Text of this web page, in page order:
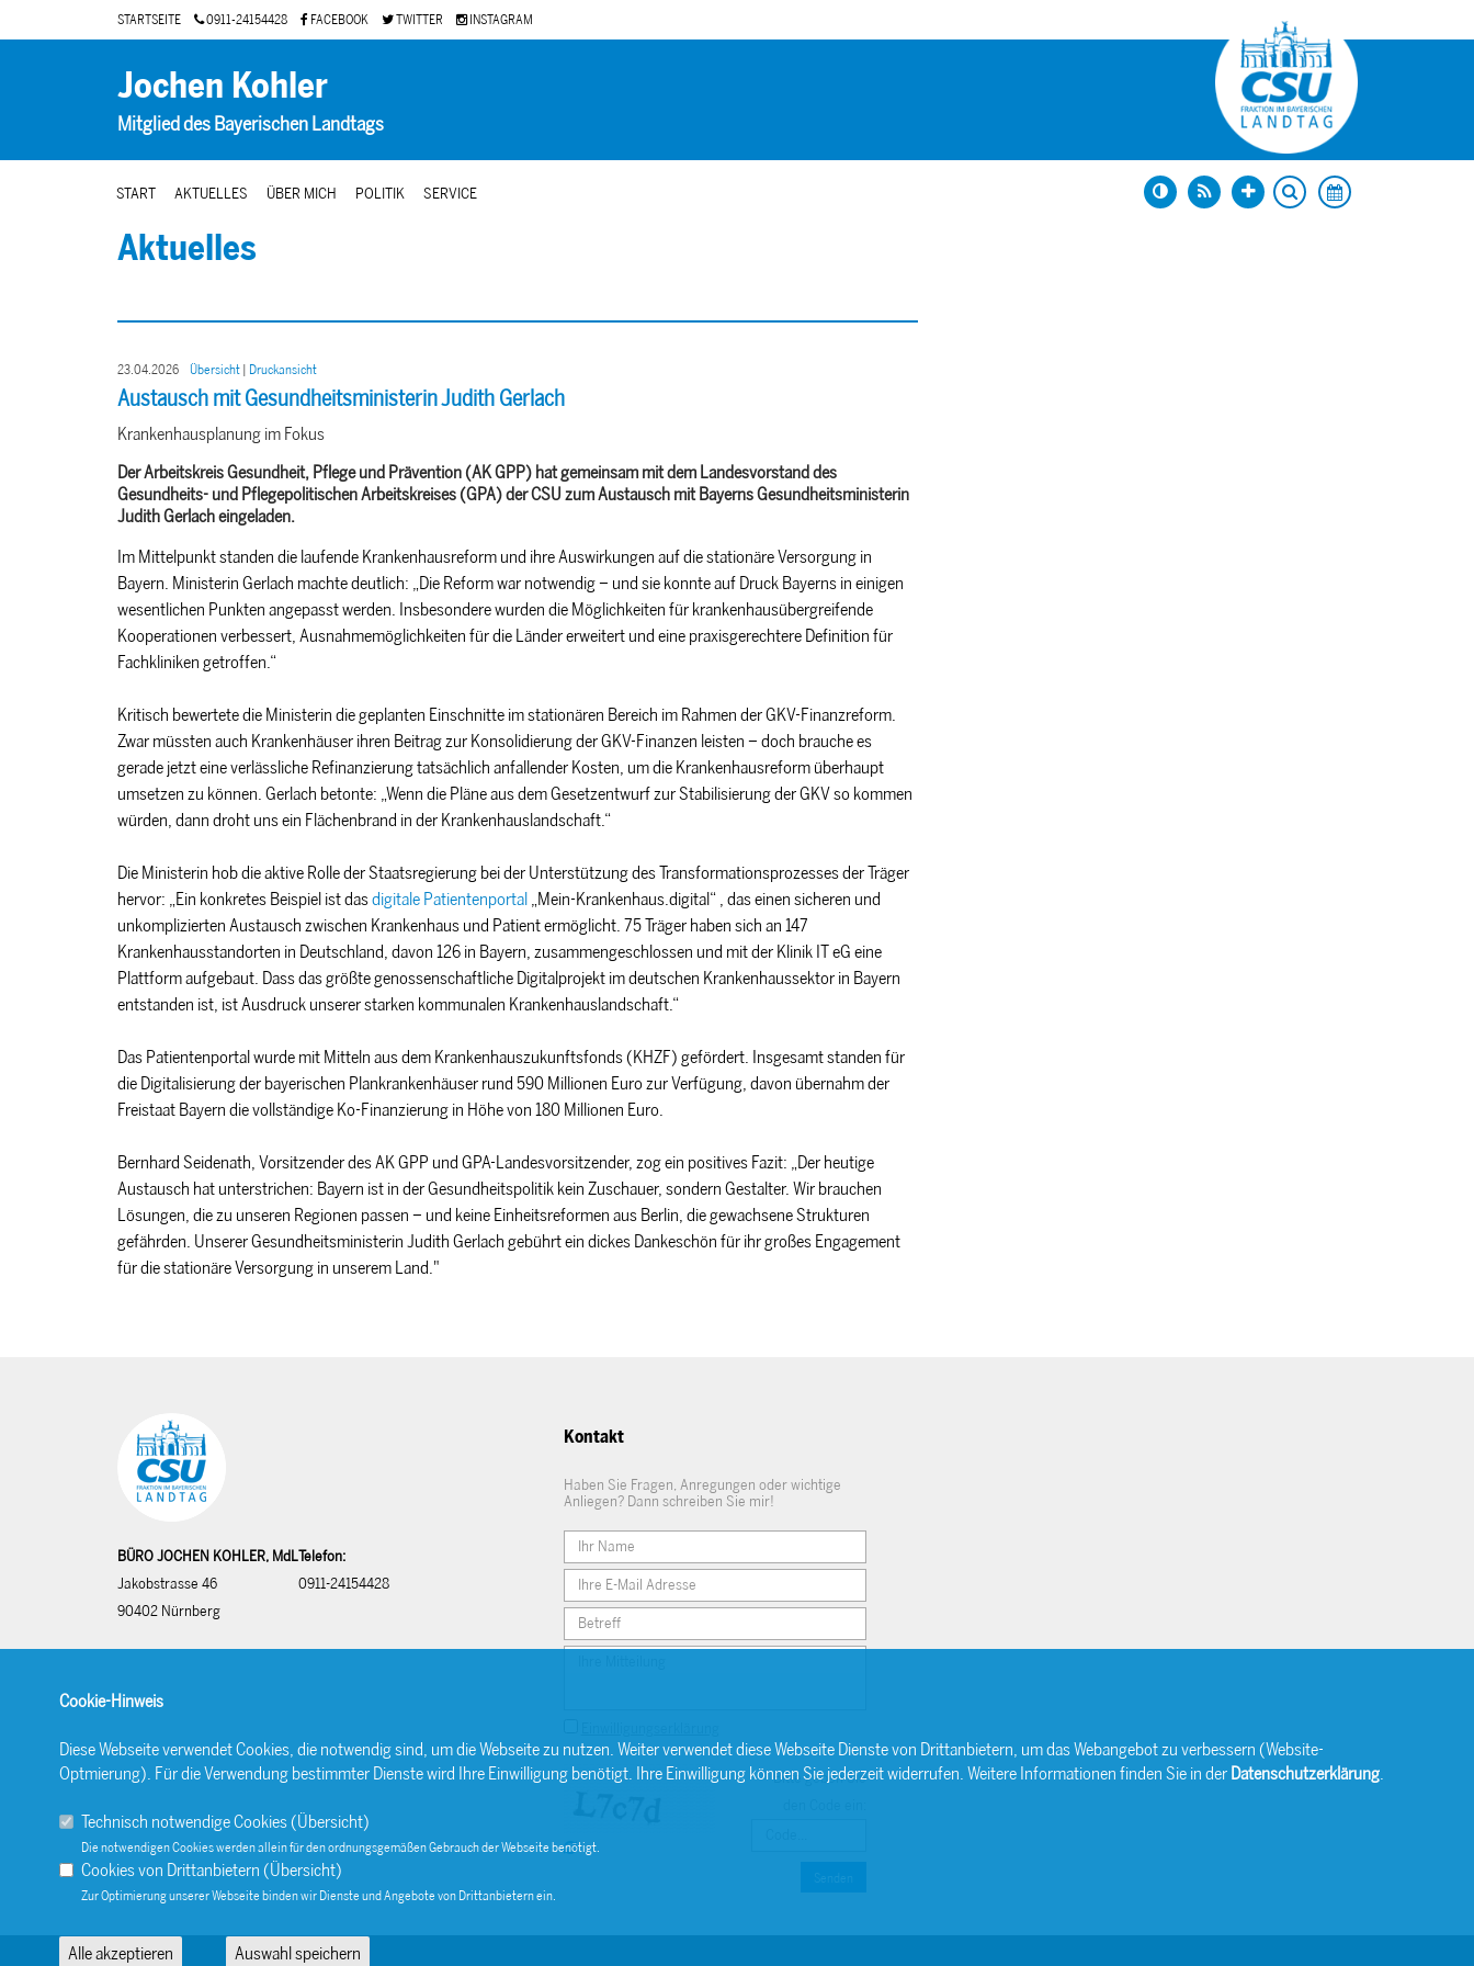
STARTSEITE 0911-24154428 FACEBOOK TWITTER INSTAGRAM
Jochen Kohler
Mitglied des Bayerischen Landtags
START AKTUELLES ÜBER MICH POLITIK SERVICE
Aktuelles
23.04.2026 Übersicht Druckansicht
Austausch mit Gesundheitsministerin Judith Gerlach
Krankenhausplanung im Fokus
Der Arbeitskreis Gesundheit, Pflege und Prävention (AK GPP) hat gemeinsam mit dem Landesvorstand des
Gesundheits- und Pflegepolitischen Arbeitskreises (GPA) der CSU zum Austausch mit Bayerns Gesundheitsministerin
Judith Gerlach eingeladen.
Im Mittelpunkt standen die laufende Krankenhausreform und ihre Auswirkungen auf die stationäre Versorgung in
Bayern. Ministerin Gerlach machte deutlich: „Die Reform war notwendig – und sie konnte auf Druck Bayerns in einigen
wesentlichen Punkten angepasst werden. Insbesondere wurden die Möglichkeiten für krankenhausübergreifende
Kooperationen verbessert, Ausnahmemöglichkeiten für die Länder erweitert und eine praxisgerechtere Definition für
Fachkliniken getroffen.“
Kritisch bewertete die Ministerin die geplanten Einschnitte im stationären Bereich im Rahmen der GKV-Finanzreform.
Zwar müssten auch Krankenhäuser ihren Beitrag zur Konsolidierung der GKV-Finanzen leisten – doch brauche es
gerade jetzt eine verlässliche Refinanzierung tatsächlich anfallender Kosten, um die Krankenhausreform überhaupt
umsetzen zu können. Gerlach betonte: „Wenn die Pläne aus dem Gesetzentwurf zur Stabilisierung der GKV so kommen
würden, dann droht uns ein Flächenbrand in der Krankenhauslandschaft.“
Die Ministerin hob die aktive Rolle der Staatsregierung bei der Unterstützung des Transformationsprozesses der Träger
hervor: „Ein konkretes Beispiel ist dasdigitale Patientenportal Mein-Krankenhaus.digital“ , das einen sicheren und
unkomplizierten Austausch zwischen Krankenhaus und Patient ermöglicht. 75 Träger haben sich an 147
Krankenhausstandorten in Deutschland, davon 126 in Bayern, zusammengeschlossen und mit der Klinik IT eG eine
Plattform aufgebaut. Dass das größte genossenschaftliche Digitalprojekt im deutschen Krankenhaussektor in Bayern
entstanden ist, ist Ausdruck unserer starken kommunalen Krankenhauslandschaft.“
Das Patientenportal wurde mit Mitteln aus dem Krankenhauszukunftsfonds (KHZF) gefördert. Insgesamt standen für
die Digitalisierung der bayerischen Plankrankenhäuser rund 590 Millionen Euro zur Verfügung, davon übernahm der
Freistaat Bayern die vollständige Ko-Finanzierung in Höhe von 180 Millionen Euro.
Bernhard Seidenath, Vorsitzender des AK GPP und GPA-Landesvorsitzender, zog ein positives Fazit: „Der heutige
Austausch hat unterstrichen: Bayern ist in der Gesundheitspolitik kein Zuschauer, sondern Gestalter. Wir brauchen
Lösungen, die zu unseren Regionen passen – und keine Einheitsreformen aus Berlin, die gewachsene Strukturen
gefährden. Unserer Gesundheitsministerin Judith Gerlach gebührt ein dickes Dankeschön für ihr großes Engagement
für die stationäre Versorgung in unserem Land."
BÜRO JOCHEN KOHLER, MdL
Jakobstrasse 46
90402 Nürnberg
Telefon:
0911-24154428
Kontakt
Haben Sie Fragen, Anregungen oder wichtige
Anliegen? Dann schreiben Sie mir!
Bitte geben Sie
Senden
Cookie-Hinweis
Diese Webseite verwendet Cookies, die notwendig sind, um die Webseite zu nutzen. Weiter verwendet diese Webseite Dienste von Drittanbietern, um das Webangebot zu verbessern (Website-
Optmierung). Für die Verwendung bestimmter Dienste wird Ihre Einwilligung benötigt. Ihre Einwilligung können Sie jederzeit widerrufen. Weitere Informationen finden Sie in der Datenschutzerklärung.
Technisch notwendige Cookies (Übersicht)
Die notwendigen Cookies werden allein für den ordnungsgemäßen Gebrauch der Webseite benötigt.
Cookies von Drittanbietern (Übersicht)
Zur Optimierung unserer Webseite binden wir Dienste und Angebote von Drittanbietern ein.
Alle akzeptieren Auswahl speichern